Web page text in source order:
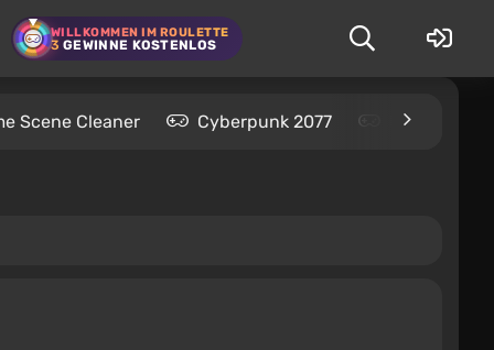
WILLKOMMEN IM ROULETTE
3 GEWINNE KOSTENLOS
Scene Cleaner Cyberpunk 2077 Kingdom